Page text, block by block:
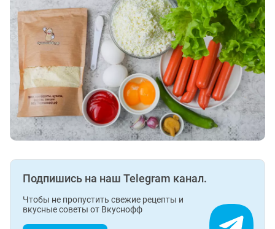
Подпишись на наш Telegram канал.
Чтобы не пропустить свежие рецепты и
вкусные советы от Вкуснофф